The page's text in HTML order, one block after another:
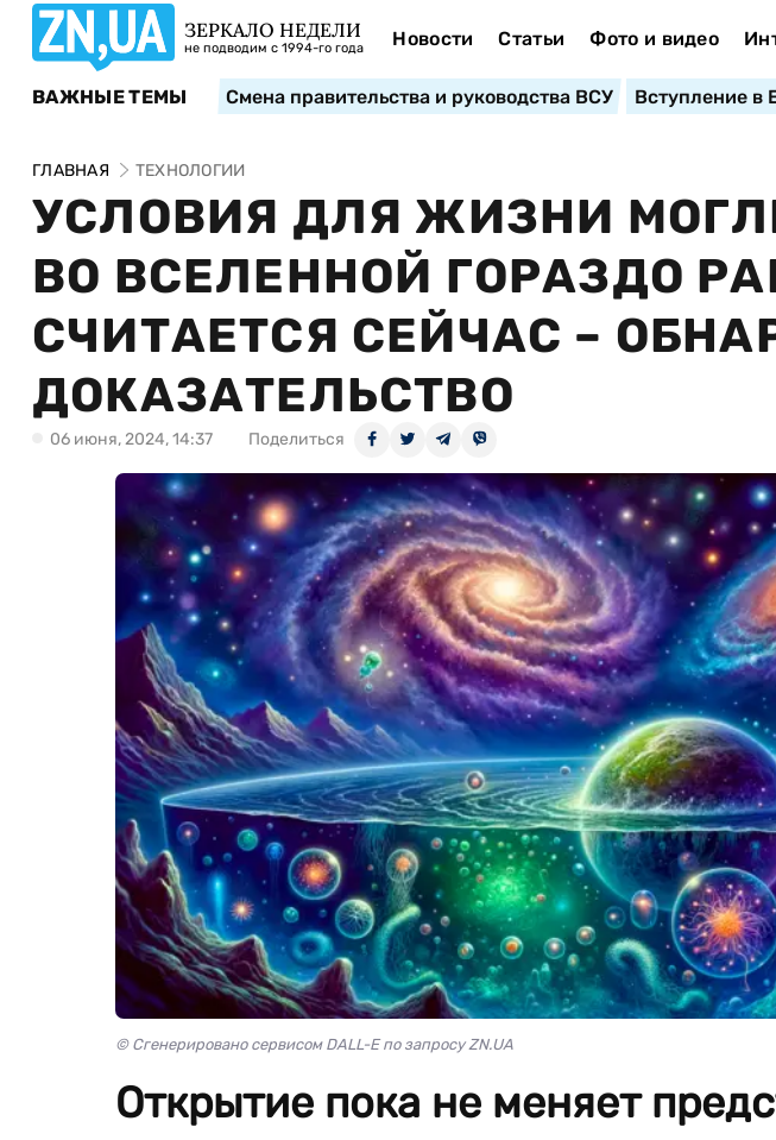
ЗЕРКАЛО НЕДЕЛИ
не подводим с 1994-го года Новости Статьи Фото и видео
ВАЖНЫЕ ТЕМЫ Смена правительства и руководства ВСУ Вступление в
ГЛАВНАЯ ТЕХНОЛОГИИ
УСЛОВИЯ ДЛЯ ЖИЗНИ
ВО ВСЕЛЕННОЙ ГОРАЗДО
СЧИТАЕТСЯ СЕЙЧАС –
ДОКАЗАТЕЛЬСТВО
06 июня, 2024, 14:37 Поделиться
© Сгенерировано сервисом DALL-E по запросу ZN.UA
Открытие пока не меняет